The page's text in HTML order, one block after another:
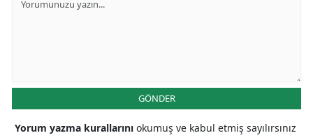
Manisa
GÖNDER
Yorum yazma kurallarını okumuş ve kabul etmiş sayılırsınız